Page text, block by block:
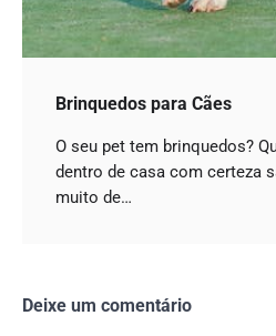
Brinquedos para Cães
O seu pet tem brinquedos?
dentro de casa com certeza
muito de…
Deixe um comentário